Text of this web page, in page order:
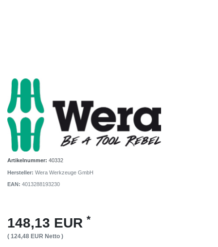
Artikelnummer: 40332
Hersteller: Wera Werkzeuge GmbH
EAN: 4013288193230
148,13 EUR *
( 124,48 EUR Netto )